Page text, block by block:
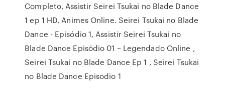
Completo, Assistir Seirei Tsukai no Blade Dance
1 ep 1 HD, Animes Online. Seirei Tsukai no Blade
Dance - Episódio 1, Assistir Seirei Tsukai no
Blade Dance Episódio 01 – Legendado Online ,
Seirei Tsukai no Blade Dance Ep 1 , Seirei Tsukai
no Blade Dance Episodio 1